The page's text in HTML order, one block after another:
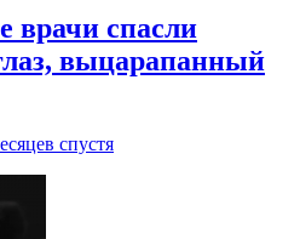
врачи спасли
выцарапанный
спустя